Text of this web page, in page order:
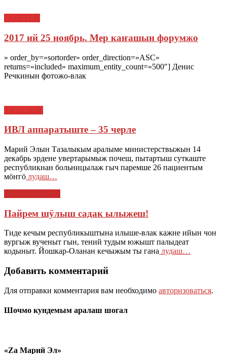
2017 ий 25 ноябрь. Мер каҥашын форумжо
» order_by=»sortorder» order_direction=»ASC»
returns=»included» maximum_entity_count=»500″] Денис
Речкинын фотожо-влак
ИВЛ аппаратыште – 35 черле
Марий Элын Тазалыкым аралыме министерствыжын 14
декабрь эрдене увертарымыж почеш, пытартыш суткаште
республикнан больницылаж гыч паремше 26 пациентым
мӧҥгӧ лудаш…
Пайрем шӱлыш садак ылыжеш!
Тиде кечым республикыштына илыше-влак кажне ийын чон
вургыж вученыт гын, тений тудым южышт палыдеат
кодыныт. Йошкар-Оланан кечыжым ты гана лудаш…
Добавить комментарий
Для отправки комментария вам необходимо авторизоваться.
Шочмо кундемым аралаш шогал
«Zа Марий Эл»